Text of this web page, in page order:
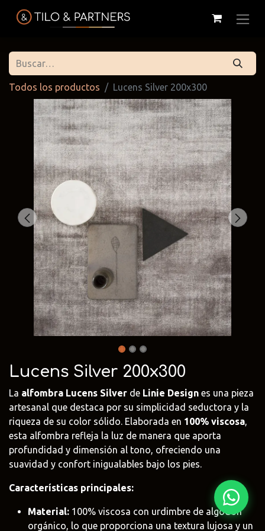
Todos los productos Lucens Silver 200x300
Lucens Silver 200x300
La alfombra Lucens Silver de Linie Design es una pieza
artesanal que destaca por su simplicidad seductora y la
riqueza de su color sólido. Elaborada en 100% viscosa,
esta alfombra refleja la luz de manera que aporta
profundidad y dimensión al tono, ofreciendo una
suavidad y confort inigualables bajo los pies.
Características principales:
Material: 100% viscosa con urdimbre de algodón
orgánico, lo que proporciona una textura lujosa y un
Tilo & Partners
@tiloandpartners
Cattelan
Italia
@cattelan.uy
Edoné
@edone.it
Franke
@franke.uy
Duravit
@tilobath
Alessi
@alessi.uy
Fima Carlo
Frattini
@fima.uruguay
Adriani e
Rossi
@adrianierossi
Rubio
Monocoat
@piancauy